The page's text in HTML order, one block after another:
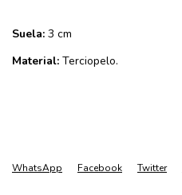
Suela: 3 cm
Material: Terciopelo.
WhatsApp Facebook Twitter